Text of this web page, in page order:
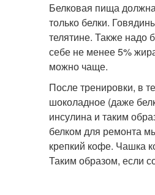
Белковая пища
только белки.
телятине. Также надо
себе не менее 5%
можно чаще.
После тренировки, в
шоколадное (даже
инсулина и таким
белком для ремонта
крепкий кофе. Чашка
Таким образом, если